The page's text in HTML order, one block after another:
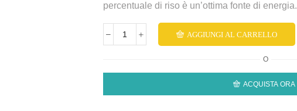
percentuale di riso è un’ottima fonte di energia.
AGGIUNGI AL CARRELLO
O
ACQUISTA ORA